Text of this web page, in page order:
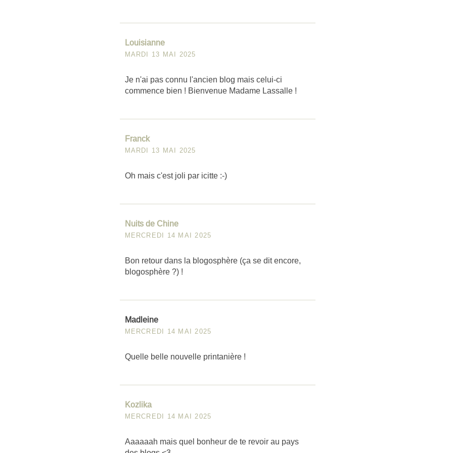
Louisianne
MARDI 13 MAI 2025
Je n'ai pas connu l'ancien blog mais celui-ci
commence bien ! Bienvenue Madame Lassalle !
Franck
MARDI 13 MAI 2025
Oh mais c'est joli par icitte :-)
Nuits de Chine
MERCREDI 14 MAI 2025
Bon retour dans la blogosphère (ça se dit encore,
blogosphère ?) !
Madleine
MERCREDI 14 MAI 2025
Quelle belle nouvelle printanière !
Kozlika
MERCREDI 14 MAI 2025
Aaaaaah mais quel bonheur de te revoir au pays